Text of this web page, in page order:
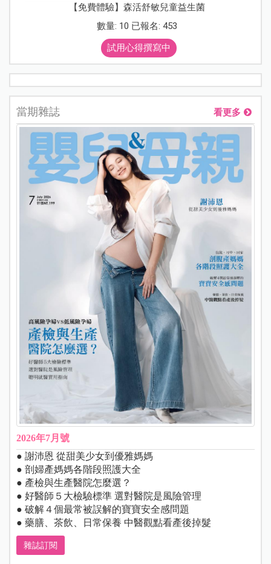
【免費體驗】森活舒敏兒童益生菌
數量: 10 已報名: 453
試用心得撰寫中
當期雜誌 看更多
2026年7月號
● 謝沛恩 從甜美少女到優雅媽媽
● 剖婦產媽媽各階段照護大全
● 產檢與生產醫院怎麼選？
● 好醫師５大檢驗標準 選對醫院是風險管理
● 破解４個最常被誤解的寶寶安全感問題
● 藥膳、茶飲、日常保養 中醫觀點看產後掉髮
雜誌訂閱